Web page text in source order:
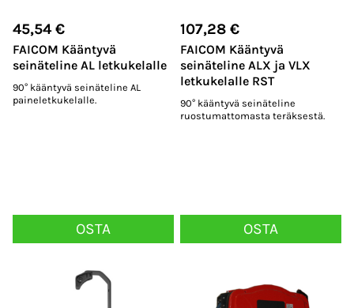
45,54€
FAICOM Kääntyvä
seinäteline AL letkukelalle
90° kääntyvä seinäteline AL
paineletkukelalle.
OSTA
107,28 €
FAICOM Kääntyvä
seinäteline ALX ja VLX
letkukelalle RST
90° kääntyvä seinäteline
ruostumattomasta teräksestä.
OSTA